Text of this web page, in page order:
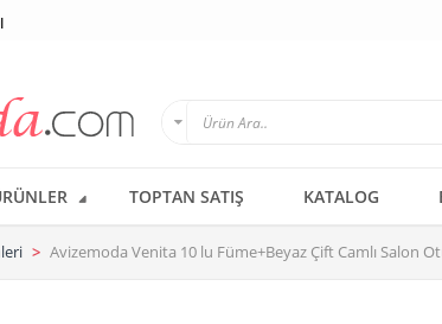
TOPTAN SATIŞ KATALOG
Avizemoda Venita 10 lu Füme+Beyaz Çift Camlı Salon